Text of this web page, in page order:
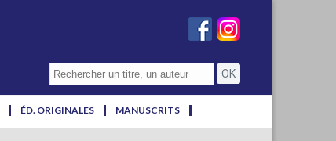
ÉD. ORIGINALES
MANUSCRITS